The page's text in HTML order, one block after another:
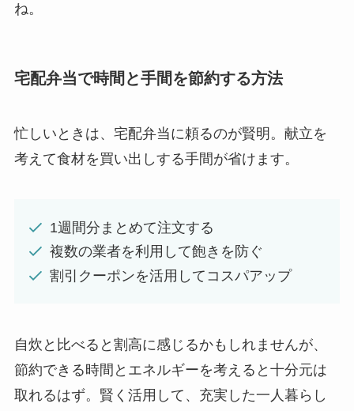
ね。
宅配弁当で時間と手間を節約する方法
忙しいときは、宅配弁当に頼るのが賢明。献立を
考えて食材を買い出しする手間が省けます。
1週間分まとめて注文する
複数の業者を利用して飽きを防ぐ
割引クーポンを活用してコスパアップ
自炊と比べると割高に感じるかもしれませんが、
節約できる時間とエネルギーを考えると十分元は
取れるはず。賢く活用して、充実した一人暮らし